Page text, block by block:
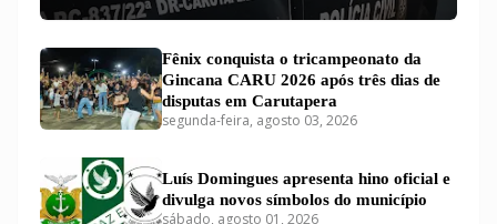
Fênix conquista o tricampeonato da
Gincana CARU 2026 após três dias de
disputas em Carutapera
segunda-feira, agosto 03, 2026
Luís Domingues apresenta hino oficial e
divulga novos símbolos do município
sábado, agosto 01, 2026